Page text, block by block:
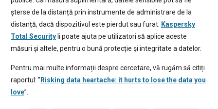
șterse de la distanță prin instrumente de administrare de la
distanță, dacă dispozitivul este pierdut sau furat. Kaspersky
Total Securityîi poate ajuta pe utilizatori să aplice aceste
măsuri și altele, pentru o bună protecție și integritate a datelor.
Pentru mai multe informații despre cercetare, vă rugăm să citiți
raportul: ” Risking data heartache: it hurts to lose the data you
love”.